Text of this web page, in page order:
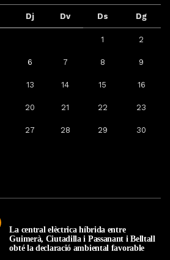
Dj Dv Ds Dg
1 2
6 7 8 9
13 14 15 16
20 21 22 23
27 28 29 30
La central elèctrica híbrida entre
Guimerà, Ciutadilla i Passanant i Belltall
obté la declaració ambiental favorable